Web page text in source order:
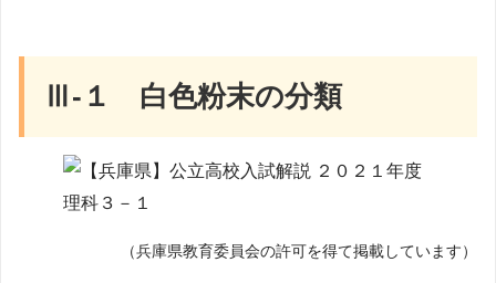
Ⅲ-１ 白色粉末の分類
（兵庫県教育委員会の許可を得て掲載しています）